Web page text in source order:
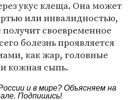
укус клеща. Она может
или инвалидностью,
своевременное
болезнь проявляется
как жар, головные
кожная сыпь.
и в мире? Объясняем на
. Подпишись!